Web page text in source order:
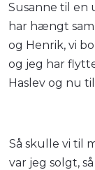
Susanne til en
har hængt
og Henrik, vi
og jeg har
Haslev og nu
Så skulle vi til
var jeg solgt,